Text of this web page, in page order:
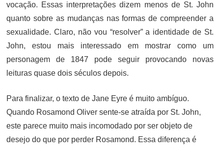
vocação. Essas interpretações dizem menos de St. John
quanto sobre as mudanças nas formas de compreender a
sexualidade. Claro, não vou “resolver” a identidade de St.
John, estou mais interessado em mostrar como um
personagem de 1847 pode seguir provocando novas
leituras quase dois séculos depois.
Para finalizar, o texto de Jane Eyre é muito ambíguo.
Quando Rosamond Oliver sente-se atraída por St. John,
este parece muito mais incomodado por ser objeto de
desejo do que por perder Rosamond. Essa diferença é